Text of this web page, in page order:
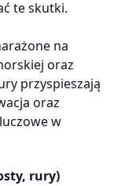
te skutki.
na
oraz
przyspieszają
oraz
w
rury)